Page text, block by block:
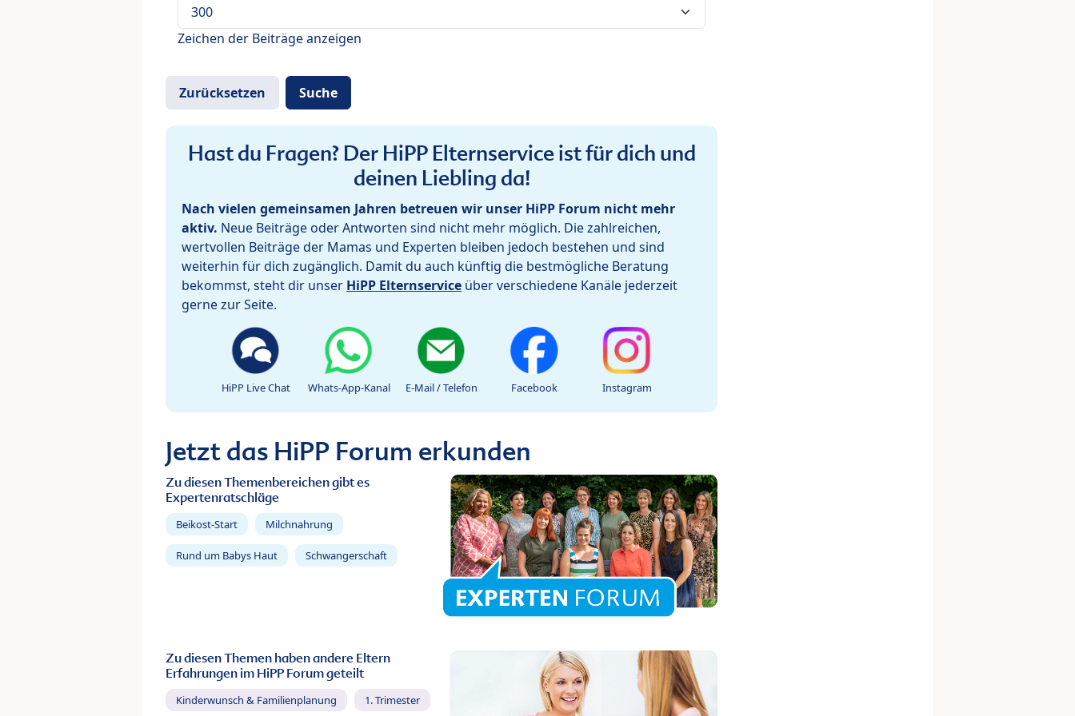
Zeichen der Beiträge anzeigen
Hast du Fragen? Der HiPP Elternservice ist für dich und
deinen Liebling da!
Nach vielen gemeinsamen Jahren betreuen wir unser HiPP Forum nicht mehr
aktiv. Neue Beiträge oder Antworten sind nicht mehr möglich. Die zahlreichen,
wertvollen Beiträge der Mamas und Experten bleiben jedoch bestehen und sind
weiterhin für dich zugänglich. Damit du auch künftig die bestmögliche Beratung
bekommst, steht dir unser HiPP Elternservice über verschiedene Kanäle jederzeit
gerne zur Seite.
HiPP Live Chat Whats-App-Kanal E-Mail / Telefon Facebook Instagram
Jetzt das HiPP Forum erkunden
Zu diesen Themenbereichen gibt es
Expertenratschläge
Beikost-Start Milchnahrung
Rund um Babys Haut Schwangerschaft
Zu diesen Themen haben andere Eltern
Erfahrungen im HiPP Forum geteilt
Kinderwunsch & Familienplanung 1. Trimester